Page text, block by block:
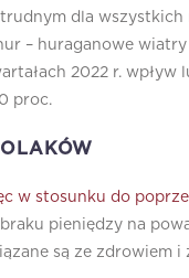
dla wszystkich
– huraganowe
2022 r. wpływ
proc.
w stosunku do
pieniędzy na
są ze zdrowiem